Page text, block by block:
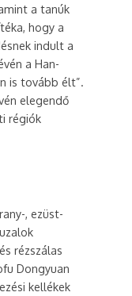
a tanúk
hogy a
indult a
a Han-
is tovább élt”.
elegendő
régiók
, ezüst-
rézszálas
Dongyuan
kellékek